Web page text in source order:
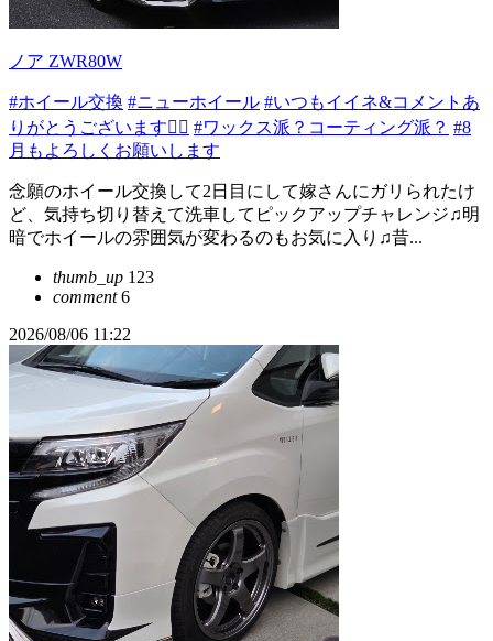
ノア ZWR80W
#ホイール交換 #ニューホイール #いつもイイネ&コメントあ
りがとうございます🙇‍♂️ #ワックス派？コーティング派？ #8
月もよろしくお願いします
念願のホイール交換して2日目にして嫁さんにガリられたけ
ど、気持ち切り替えて洗車してピックアップチャレンジ♫明
暗でホイールの雰囲気が変わるのもお気に入り♫昔...
thumb_up 123
comment6
2026/08/06 11:22